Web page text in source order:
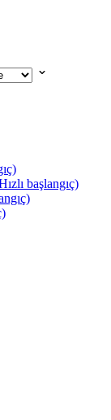
başlangıç)